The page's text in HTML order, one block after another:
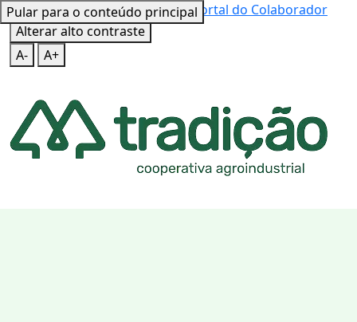
Pular para o conteúdo principal
Mapa do SiteTeclas de AtalhoPortal do Colaborador
Alterar alto contraste
A-
A+